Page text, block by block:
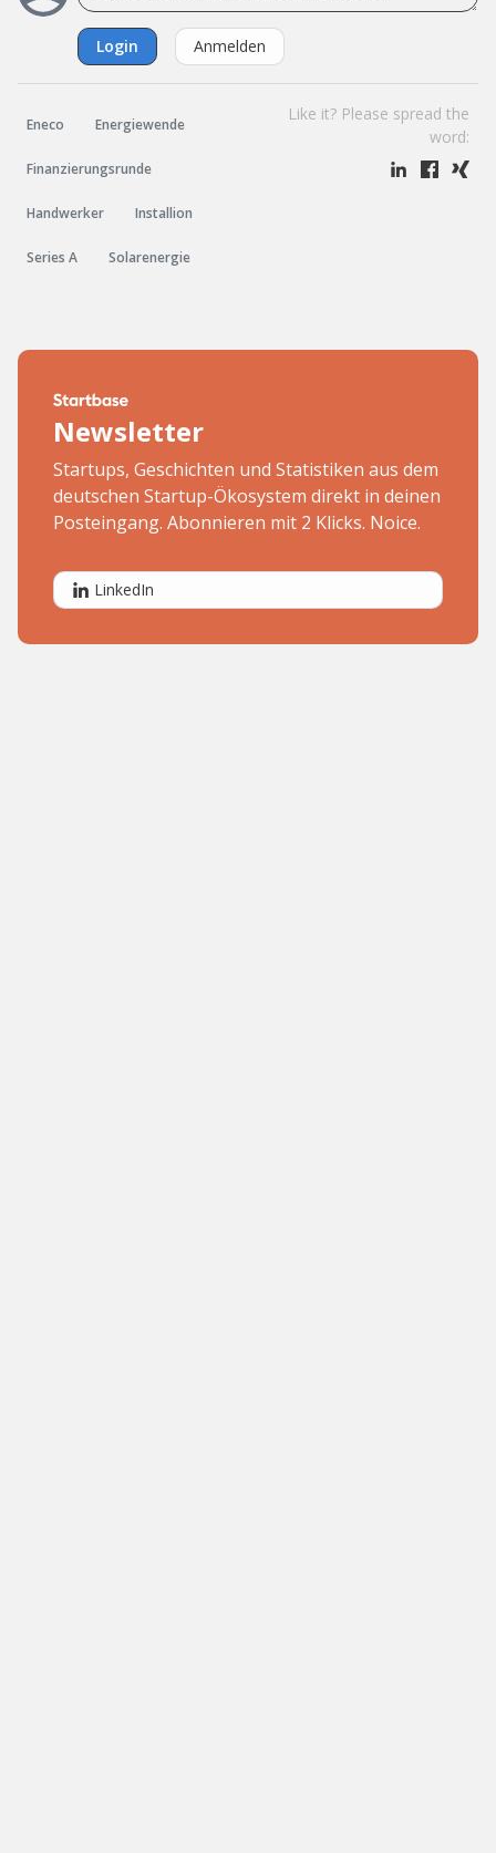
Login Anmelden
Eneco Energiewende
Finanzierungsrunde
Handwerker Installion
Series A Solarenergie
Like it? Please spread the
word:
Newsletter
Startups, Geschichten und Statistiken aus dem
deutschen Startup-Ökosystem direkt in deinen
Posteingang. Abonnieren mit 2 Klicks. Noice.
LinkedIn